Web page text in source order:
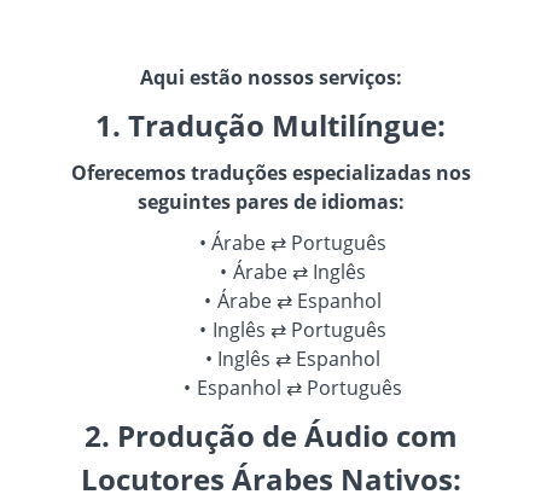
Aqui estão nossos serviços:
1. Tradução Multilíngue:
Oferecemos traduções especializadas nos
seguintes pares de idiomas:
Árabe ⇄ Português
Árabe ⇄ Inglês
Árabe ⇄ Espanhol
Inglês ⇄ Português
Inglês ⇄ Espanhol
Espanhol ⇄ Português
2. Produção de Áudio com
Locutores Árabes Nativos: